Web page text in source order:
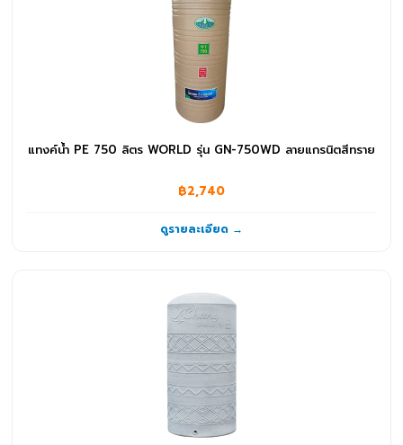
แทงค์น้ำ PE 750 ลิตร WORLD รุ่น GN-750WD ลายแกรนิตสีทราย
฿2,740
ดูรายละเอียด →